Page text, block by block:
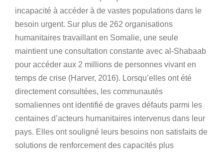
incapacité à accéder à de vastes populations dans le
besoin urgent. Sur plus de 262 organisations
humanitaires travaillant en Somalie, une seule
maintient une consultation constante avec al-Shabaab
pour accéder aux 2 millions de personnes vivant en
temps de crise (Harver, 2016). Lorsqu’elles ont été
directement consultées, les communautés
somaliennes ont identifié de graves défauts parmi les
centaines d’acteurs humanitaires intervenus dans leur
pays. Elles ont souligné leurs besoins non satisfaits de
solutions de renforcement des capacités plus